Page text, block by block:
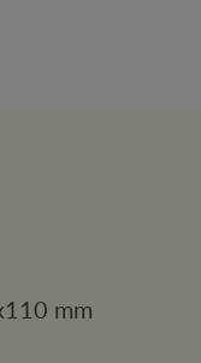
mm